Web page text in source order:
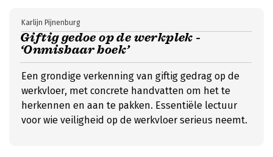
Giftig gedoe op de werkplek -
‘Onmisbaar boek’
Karlijn Pijnenburg
Een grondige verkenning van giftig gedrag op de
werkvloer, met concrete handvatten om het te
herkennen en aan te pakken. Essentiële lectuur
voor wie veiligheid op de werkvloer serieus neemt.